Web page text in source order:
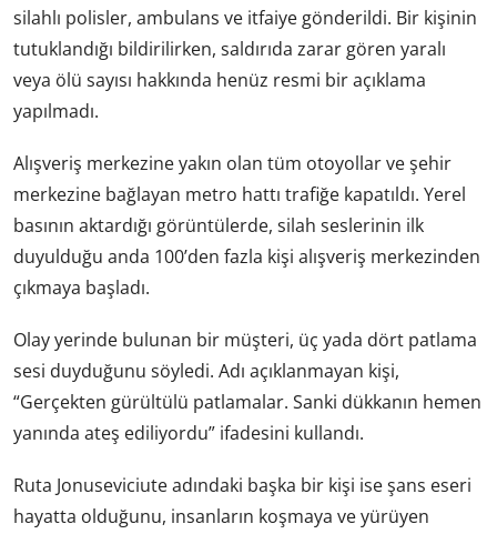
silahlı polisler, ambulans ve itfaiye gönderildi. Bir kişinin
tutuklandığı bildirilirken, saldırıda zarar gören yaralı
veya ölü sayısı hakkında henüz resmi bir açıklama
yapılmadı.
Alışveriş merkezine yakın olan tüm otoyollar ve şehir
merkezine bağlayan metro hattı trafiğe kapatıldı. Yerel
basının aktardığı görüntülerde, silah seslerinin ilk
duyulduğu anda 100’den fazla kişi alışveriş merkezinden
çıkmaya başladı.
Olay yerinde bulunan bir müşteri, üç yada dört patlama
sesi duyduğunu söyledi. Adı açıklanmayan kişi,
“Gerçekten gürültülü patlamalar. Sanki dükkanın hemen
yanında ateş ediliyordu” ifadesini kullandı.
Ruta Jonuseviciute adındaki başka bir kişi ise şans eseri
hayatta olduğunu, insanların koşmaya ve yürüyen